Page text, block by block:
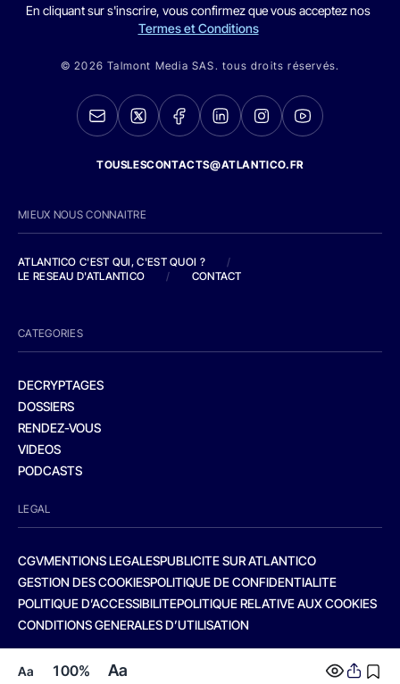
Aa 100% Aa
En cliquant sur s'inscrire, vous confirmez que vous acceptez nos
Termes et Conditions
© 2026 Talmont Media SAS. tous droits réservés.
TOUSLESCONTACTS@ATLANTICO.FR
MIEUX NOUS CONNAITRE
ATLANTICO C'EST QUI, C'EST QUOI ?
/
LE RESEAU D'ATLANTICO
/ CONTACT
CATEGORIES
DECRYPTAGES
DOSSIERS
RENDEZ-VOUS
VIDEOS
PODCASTS
LEGAL
CGVMENTIONS LEGALESPUBLICITE SUR ATLANTICO
GESTION DES COOKIESPOLITIQUE DE CONFIDENTIALITE
POLITIQUE D’ACCESSIBILITEPOLITIQUE RELATIVE AUX COOKIES
CONDITIONS GENERALES D’UTILISATION